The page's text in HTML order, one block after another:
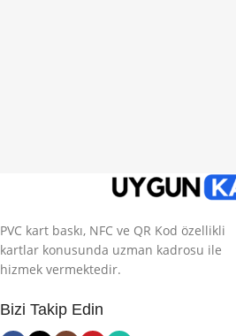
PVC kart baskı, NFC ve QR Kod özellikli
kartlar konusunda uzman kadrosu ile
hizmek vermektedir.
Bizi Takip Edin